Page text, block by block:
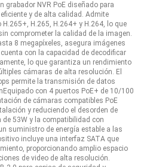
grabador NVR PoE diseñado para
y de alta calidad. Admite
H.265, H.264+ y H.264, lo que
comprometer la calidad de la imagen.
8 megapíxeles, asegura imágenes
con la capacidad de decodificar
lo que garantiza un rendimiento
cámaras de alta resolución. El
permite la transmisión de datos
con 4 puertos PoE+ de 10/100
de cámaras compatibles PoE
y reduciendo el desorden de
de 53W y la compatibilidad con
suministro de energía estable a las
incluye una interfaz SATA que
proporcionando amplio espacio
de video de alta resolución.